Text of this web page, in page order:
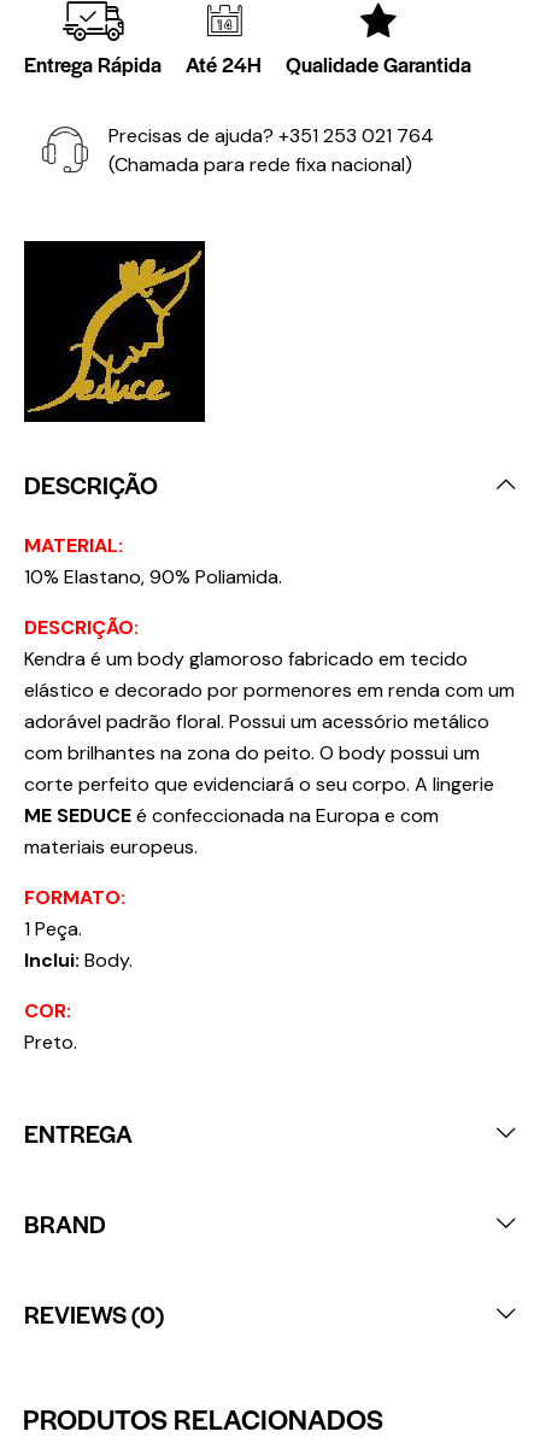
Entrega Rápida Até 24H Qualidade Garantida
Precisas de ajuda? +351 253 021 764
(Chamada para rede fixa nacional)
DESCRIÇÃO
MATERIAL:
10% Elastano, 90% Poliamida.
DESCRIÇÃO:
Kendra é um body glamoroso fabricado em tecido
elástico e decorado por pormenores em renda com um
adorável padrão floral. Possui um acessório metálico
com brilhantes na zona do peito. O body possui um
corte perfeito que evidenciará o seu corpo. A lingerie
ME SEDUCEé confeccionada na Europa e com
materiais europeus.
FORMATO:
1 Peça.
Inclui: Body.
COR:
Preto.
ENTREGA
BRAND
REVIEWS (0)
PRODUTOS RELACIONADOS